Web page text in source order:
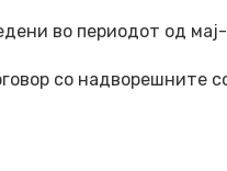
во периодот од
со надворешните